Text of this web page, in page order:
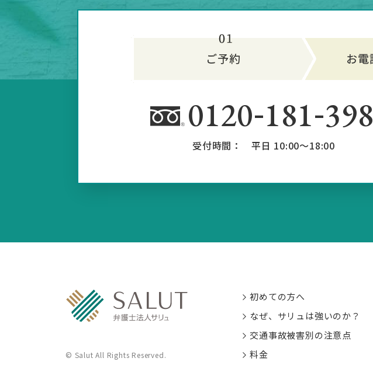
0120-181-398
受付時間： 平日 10:00～18:00
初めての方へ
なぜ、サリュは強いのか？
交通事故被害別の注意点
料金
© Salut All Rights Reserved.